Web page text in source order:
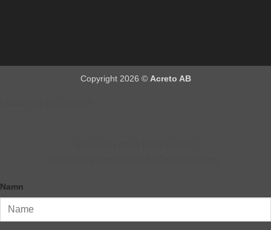
Copyright 2026 © Acreto AB
Namn